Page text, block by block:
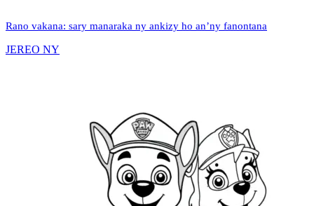
Rano vakana: sary manaraka ny ankizy ho an’ny fanontana
JEREO NY